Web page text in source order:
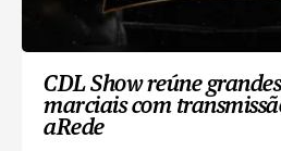
CDL Show reúne
marciais com
aRede